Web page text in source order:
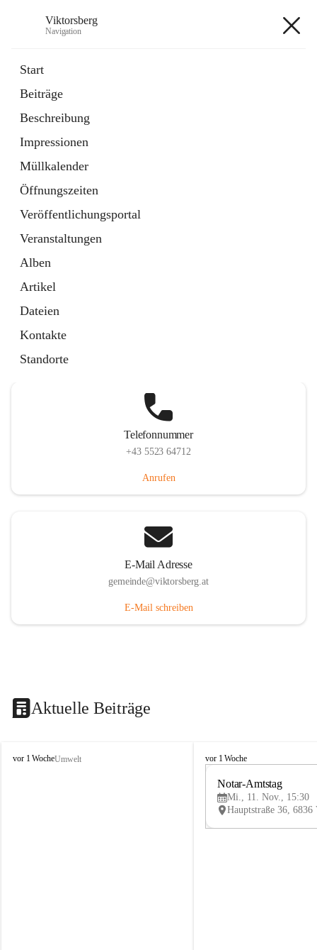
Viktorsberg
Navigation
Start
Beiträge
Beschreibung
Impressionen
Müllkalender
Öffnungszeiten
Veröffentlichungsportal
Veranstaltungen
Alben
Artikel
Dateien
Kontakte
Standorte
1 Schnellzugriff
Bürgerservice
10 Schnellzugriffe
Telefonnummer
+43 5523 64712
Anrufen
E-Mail Adresse
gemeinde@viktorsberg.at
E-Mail schreiben
Aktuelle Beiträge
V
vor 1 WocheUmwelt
V
vor 1 Woche
Notar-Amtstag
Mi., 11. Nov., 15:30